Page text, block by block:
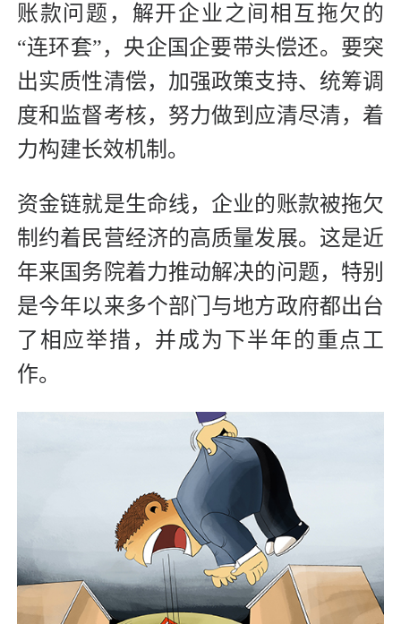
账款问题，解开企业之间相互拖欠的
“连环套”，央企国企要带头偿还。要突
出实质性清偿，加强政策支持、统筹调
度和监督考核，努力做到应清尽清，着
力构建长效机制。
资金链就是生命线，企业的账款被拖欠
制约着民营经济的高质量发展。这是近
年来国务院着力推动解决的问题，特别
是今年以来多个部门与地方政府都出台
了相应举措，并成为下半年的重点工
作。